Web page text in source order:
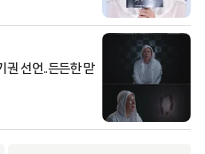
권 선언..든든한 맏